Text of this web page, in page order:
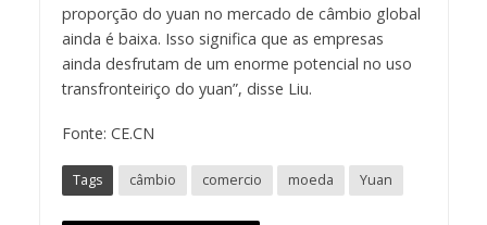
proporção do yuan no mercado de câmbio global
ainda é baixa. Isso significa que as empresas
ainda desfrutam de um enorme potencial no uso
transfronteiriço do yuan”, disse Liu.
Fonte: CE.CN
Tags câmbio comercio moeda Yuan